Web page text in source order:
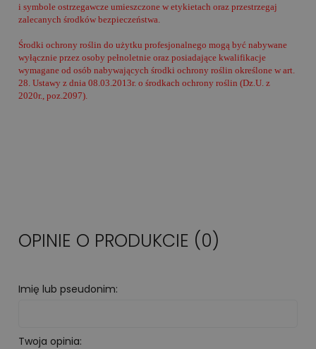
i symbole ostrzegawcze umieszczone w etykietach oraz przestrzegaj
zalecanych środków bezpieczeństwa.
Środki ochrony roślin do użytku profesjonalnego mogą być nabywane
wyłącznie przez osoby pełnoletnie oraz posiadające kwalifikacje
wymagane od osób nabywających środki ochrony roślin określone w art.
28. Ustawy z dnia 08.03.2013r. o środkach ochrony roślin (Dz.U. z
2020r., poz.2097).
OPINIE O PRODUKCIE (0)
Imię lub pseudonim:
Twoja opinia: